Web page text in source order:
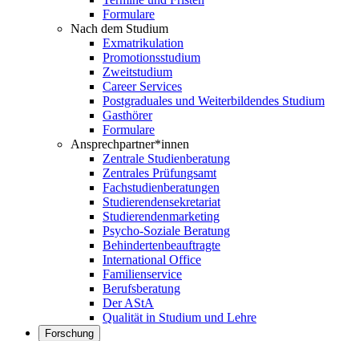
Formulare
Nach dem Studium
Exmatrikulation
Promotionsstudium
Zweitstudium
Career Services
Postgraduales und Weiterbildendes Studium
Gasthörer
Formulare
Ansprechpartner*innen
Zentrale Studienberatung
Zentrales Prüfungsamt
Fachstudienberatungen
Studierendensekretariat
Studierendenmarketing
Psycho-Soziale Beratung
Behindertenbeauftragte
International Office
Familienservice
Berufsberatung
Der AStA
Qualität in Studium und Lehre
Forschung